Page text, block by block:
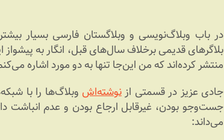
در باب وبلاگ‌نویسی و وبلاگستان فارسی بسیار
منتشر کرده‌اند که من این‌جا تنها به دو مورد اشاره
جادی عزیز در قسمتی ازنوشته‌اش وبلاگ‌ها را با
جست‌وجو بودن، غیرقابل ارجاع بودن و عدم انباشت
می‌داند: